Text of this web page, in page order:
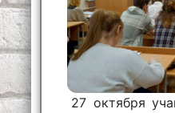
27 октября